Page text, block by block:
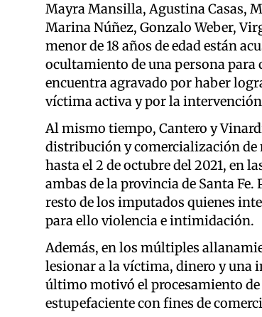
Mayra Mansilla, Agustina Casas,
Marina Núñez, Gonzalo Weber,
menor de 18 años de edad están
ocultamiento de una persona para
encuentra agravado por haber
víctima activa y por la intervención
Al mismo tiempo, Cantero y
distribución y comercialización de
hasta el 2 de octubre del 2021, en
ambas de la provincia de Santa
resto de los imputados quienes
para ello violencia e intimidación.
Además, en los múltiples
lesionar a la víctima, dinero y una
último motivó el procesamiento
estupefaciente con fines de